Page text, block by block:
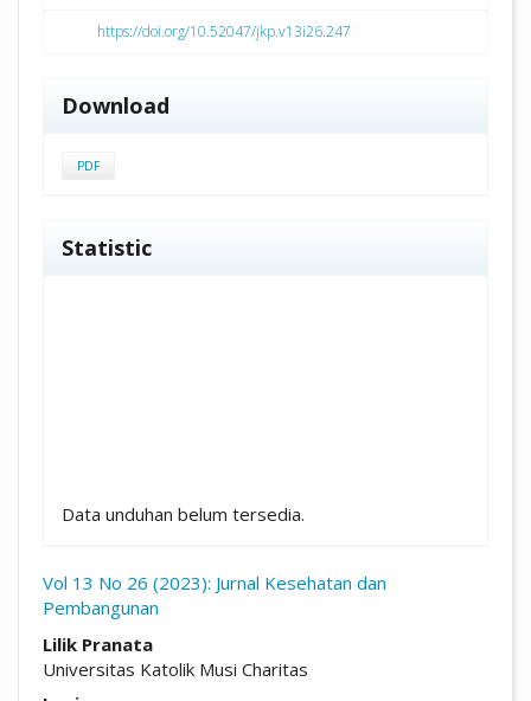
https://doi.org/10.52047/jkp.v13i26.247
Download
PDF
Statistic
Data unduhan belum tersedia.
Vol 13 No 26 (2023): Jurnal Kesehatan dan
Pembangunan
Lilik Pranata
Universitas Katolik Musi Charitas